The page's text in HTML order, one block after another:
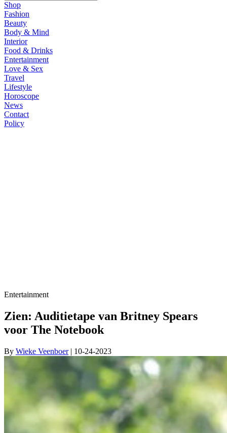
Shop
Fashion
Beauty
Body & Mind
Interior
Food & Drinks
Entertainment
Love & Sex
Travel
Lifestyle
Horoscope
News
Contact
Policy
Entertainment
Zien: Auditietape van Britney Spears
voor The Notebook
By Wieke Veenboer| 10-24-2023